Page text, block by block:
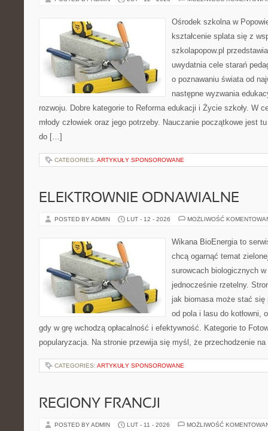
Ośrodek szkolna w
kształcenie splata się z
szkolapopow.pl
uwydatnia cele starań
o poznawaniu świata od
następne wyzwania
rozwoju. Dobre kategorie to Reforma edukacji i Życie szkoły. W
młody człowiek oraz jego potrzeby. Nauczanie początkowe jest
do […]
CATEGORIES: ARTYKUŁY SPONSOROWANE
ELEKTROWNIE ODNAWIALNE
POSTED BY ADMIN LUT - 12 - 2026 MOŻLIWOŚĆ
Wikana BioEnergia to
chcą ogarnąć temat
surowcach biologicznych
jednocześnie rzetelny.
jak biomasa może stać się
od pola i lasu do kotłowni,
gdy w grę wchodzą opłacalność i efektywność. Kategorie to
popularyzacja. Na stronie przewija się myśl, że przechodzenie
CATEGORIES: ARTYKUŁY SPONSOROWANE
REGIONY FRANCJI
POSTED BY ADMIN LUT - 11 - 2026 MOŻLIWOŚĆ